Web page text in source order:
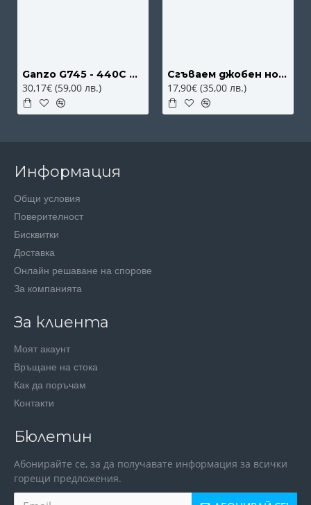
Ganzo G745 - 440C сгъваем джобен нож с дръжка G10
30,17€ (59,00 лв.)
Сгъваем джобен нож с чирени от бял кориан Columbia B3154
17,90€ (35,00 лв.)
Информация
Общи условия
Поверителност
Бисквитки
Доставка
Онлайн решаване на спорове
За компанията
За клиента
Моят акаунт
Връщане на стока
Как да поръчам
Контакти
Бюлетин
Абонирайте се, за да получавате информация за всички
горещи предложения.